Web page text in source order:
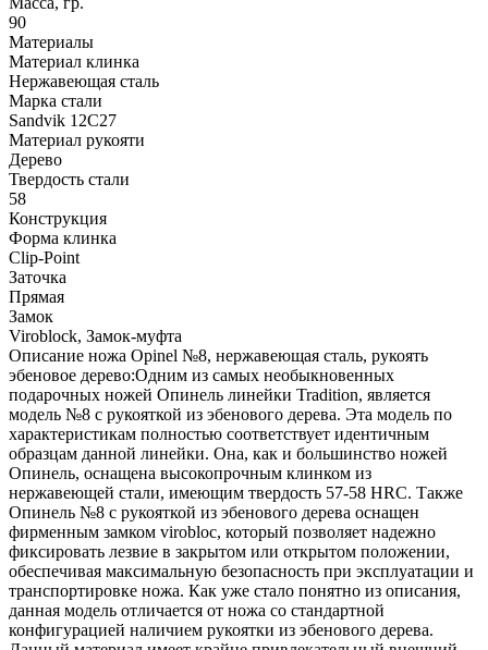
90
Материалы
Материал клинка
Нержавеющая сталь
Марка стали
Sandvik 12C27
Материал рукояти
Дерево
Твердость стали
58
Конструкция
Форма клинка
Clip-Point
Заточка
Прямая
Замок
Viroblock, Замок-муфта
Описание ножа Opinel №8, нержавеющая сталь, рукоять
эбеновое дерево:Одним из самых необыкновенных
подарочных ножей Опинель линейки Tradition, является
модель №8 с рукояткой из эбенового дерева. Эта модель по
характеристикам полностью соответствует идентичным
образцам данной линейки. Она, как и большинство ножей
Опинель, оснащена высокопрочным клинком из
нержавеющей стали, имеющим твердость 57-58 HRC. Также
Опинель №8 с рукояткой из эбенового дерева оснащен
фирменным замком virobloc, который позволяет надежно
фиксировать лезвие в закрытом или открытом положении,
обеспечивая максимальную безопасность при эксплуатации и
транспортировке ножа. Как уже стало понятно из описания,
данная модель отличается от ножа со стандартной
конфигурацией наличием рукоятки из эбенового дерева.